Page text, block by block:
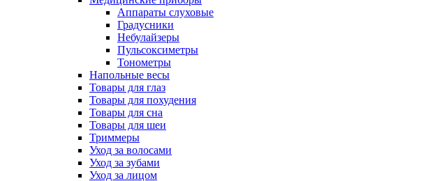
Аппараты слуховые
Градусники
Небулайзеры
Пульсоксиметры
Тонометры
Напольные весы
Товары для глаз
Товары для похудения
Товары для сна
Товары для шеи
Триммеры
Уход за волосами
Уход за зубами
Уход за лицом